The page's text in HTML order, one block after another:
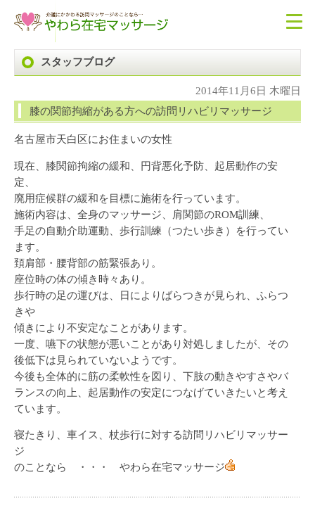
スタッフブログ
2014年11月6日 木曜日
膝の関節拘縮がある方への訪問リハビリマッサージ
名古屋市天白区にお住まいの女性
現在、膝関節拘縮の緩和、円背悪化予防、起居動作の安
定、
廃用症候群の緩和を目標に施術を行っています。
施術内容は、全身のマッサージ、肩関節のROM訓練、
手足の自動介助運動、歩行訓練（つたい歩き）を行ってい
ます。
頚肩部・腰背部の筋緊張あり。
座位時の体の傾き時々あり。
歩行時の足の運びは、日によりばらつきが見られ、ふらつ
きや
傾きにより不安定なことがあります。
一度、嚥下の状態が悪いことがあり対処しましたが、その
後低下は見られていないようです。
今後も全体的に筋の柔軟性を図り、下肢の動きやすさやバ
ランスの向上、起居動作の安定につなげていきたいと考え
ています。
寝たきり、車イス、杖歩行に対する訪問リハビリマッサー
ジ
のことなら ・・・ やわら在宅マッサージ